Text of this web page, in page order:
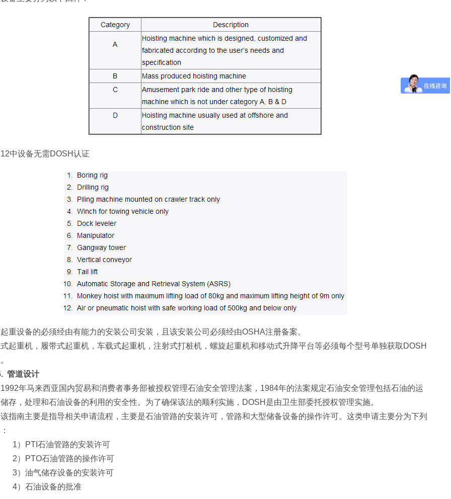
12中设备无需DOSH认证
重设备的必须经由有能力的安装公司安装，且该安装公司必须经由OSHA注册备案。
起重机，履带式起重机，车载式起重机，注射式打桩机，螺旋起重机和移动式升降平台等必须每个型号单独获取DOSH
管道设计
1992年马来西亚国内贸易和消费者事务部被授权管理石油安全管理法案，1984年的法案规定石油安全管理包括石油的运
存，处理和石油设备的利用的安全性。为了确保该法的顺利实施，DOSH是由卫生部委托授权管理实施。
该指南主要是指导相关申请流程，主要是石油管路的安装许可，管路和大型储备设备的操作许可。这类申请主要分为下列
1）PTI石油管路的安装许可
2）PTO石油管路的操作许可
3）油气储存设备的安装许可
4）石油设备的批准